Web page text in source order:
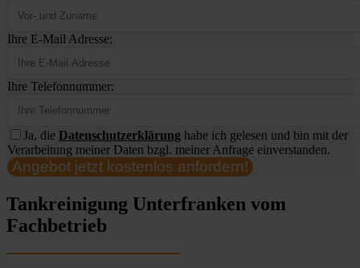
Ihre E-Mail Adresse:
Ihre Telefonnummer:
Ja, die Datenschutzerklärung habe ich gelesen und bin mit der
Verarbeitung meiner Daten bzgl. meiner Anfrage einverstanden.
Angebot jetzt kostenlos anfordern!
Tankreinigung Unterfranken vom
Fachbetrieb